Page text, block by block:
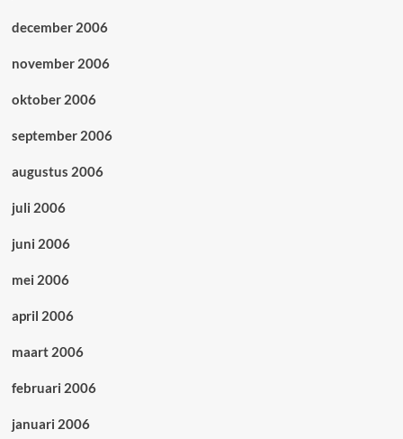
december 2006
november 2006
oktober 2006
september 2006
augustus 2006
juli 2006
juni 2006
mei 2006
april 2006
maart 2006
februari 2006
januari 2006